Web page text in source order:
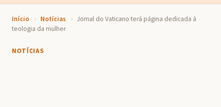
Início › Notícias › Jornal do Vaticano terá página dedicada à
teologia da mulher
NOTÍCIAS